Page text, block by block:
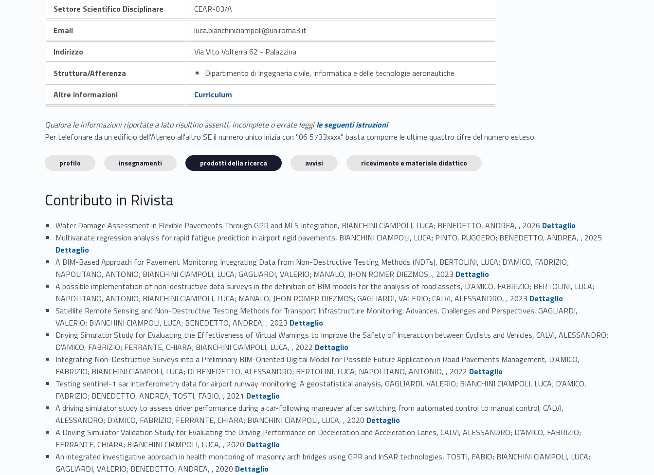
Settore Scientifico Disciplinare
CEAR-03/A
Email
luca.bianchiniciampoli@uniroma3.it
Indirizzo
Via Vito Volterra 62 - Palazzina
Struttura/Afferenza
Dipartimento di Ingegneria civile, informatica e delle tecnologie aeronautiche
Altre informazioni
Curriculum
Qualora le informazioni riportate a lato risultino assenti, incomplete o errate leggile seguenti istruzioni
Per telefonare da un edificio dell'Ateneo all'altro SE il numero unico inizia con "06 5733xxxx" basta comporre le ultime quattro cifre del numero esteso.
profilo insegnamenti prodotti della ricerca avvisi ricevimento e materiale didattico
Contributo in Rivista
Water Damage Assessment in Flexible Pavements Through GPR and MLS Integration, BIANCHINI CIAMPOLI, LUCA; BENEDETTO, ANDREA, , 2026 Link identifier #identifier_person_185407-1
Dettaglio
Multivariate regression analysis for rapid fatigue prediction in airport rigid pavements, BIANCHINI CIAMPOLI, LUCA; PINTO, RUGGERO; BENEDETTO, ANDREA, , 2025
Dettaglio
A BIM-Based Approach for Pavement Monitoring Integrating Data from Non-Destructive Testing Methods (NDTs), BERTOLINI, LUCA; D'AMICO, FABRIZIO;
NAPOLITANO, ANTONIO; BIANCHINI CIAMPOLI, LUCA; GAGLIARDI, VALERIO; MANALO, JHON ROMER DIEZMOS, , 2023 Link identifier #identifier_person_147854-3
Dettaglio
A possible implementation of non-destructive data surveys in the definition of BIM models for the analysis of road assets, D'AMICO, FABRIZIO; BERTOLINI, LUCA;
NAPOLITANO, ANTONIO; BIANCHINI CIAMPOLI, LUCA; MANALO, JHON ROMER DIEZMOS; GAGLIARDI, VALERIO; CALVI, ALESSANDRO, , 2023 Link identifier #identifier_person_24555-4
Dettaglio
Satellite Remote Sensing and Non-Destructive Testing Methods for Transport Infrastructure Monitoring: Advances, Challenges and Perspectives, GAGLIARDI,
VALERIO; BIANCHINI CIAMPOLI, LUCA; BENEDETTO, ANDREA, , 2023 Link identifier #identifier_person_30589-5
Dettaglio
Driving Simulator Study for Evaluating the Effectiveness of Virtual Warnings to Improve the Safety of Interaction between Cyclists and Vehicles, CALVI, ALESSANDRO;
D'AMICO, FABRIZIO; FERRANTE, CHIARA; BIANCHINI CIAMPOLI, LUCA, , 2022 Link identifier #identifier_person_30480-6
Dettaglio
Integrating Non-Destructive Surveys into a Preliminary BIM-Oriented Digital Model for Possible Future Application in Road Pavements Management, D'AMICO,
FABRIZIO; BIANCHINI CIAMPOLI, LUCA; DI BENEDETTO, ALESSANDRO; BERTOLINI, LUCA; NAPOLITANO, ANTONIO, , 2022 Link identifier #identifier_person_114408-7
Dettaglio
Testing sentinel-1 sar interferometry data for airport runway monitoring: A geostatistical analysis, GAGLIARDI, VALERIO; BIANCHINI CIAMPOLI, LUCA; D'AMICO,
FABRIZIO; BENEDETTO, ANDREA; TOSTI, FABIO, , 2021 Link identifier #identifier_person_171706-8
Dettaglio
A driving simulator study to assess driver performance during a car-following maneuver after switching from automated control to manual control, CALVI,
ALESSANDRO; D'AMICO, FABRIZIO; FERRANTE, CHIARA; BIANCHINI CIAMPOLI, LUCA, , 2020 Link identifier #identifier_person_23947-9
Dettaglio
A Driving Simulator Validation Study for Evaluating the Driving Performance on Deceleration and Acceleration Lanes, CALVI, ALESSANDRO; D'AMICO, FABRIZIO;
FERRANTE, CHIARA; BIANCHINI CIAMPOLI, LUCA, , 2020 Link identifier #identifier_person_98657-10
Dettaglio
An integrated investigative approach in health monitoring of masonry arch bridges using GPR and InSAR technologies, TOSTI, FABIO; BIANCHINI CIAMPOLI, LUCA;
GAGLIARDI, VALERIO; BENEDETTO, ANDREA, , 2020 Link identifier #identifier_person_21311-11
Dettaglio